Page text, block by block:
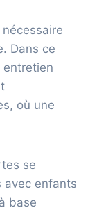
Dans ce
entretien
où une
se
avec enfants
base